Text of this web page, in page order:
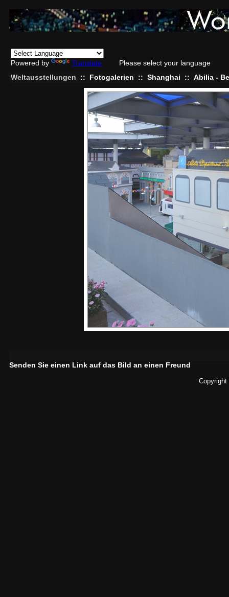
Powered by Translate
Please select your language
Weltausstellungen
:: Fotogalerien :: Shanghai :: Abilia -
Senden Sie einen Link auf das Bild an einen Freund